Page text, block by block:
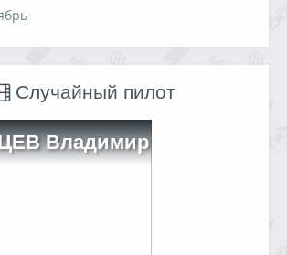
Случайный пилот
Владимир